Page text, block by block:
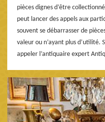
pièces dignes d’être
peut lancer des appels aux
souvent se débarrasser de
valeur ou n’ayant plus d’utilité.
appeler l’antiquaire expert